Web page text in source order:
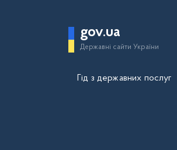
gov.ua
Державні сайти України
Гід з державних послуг